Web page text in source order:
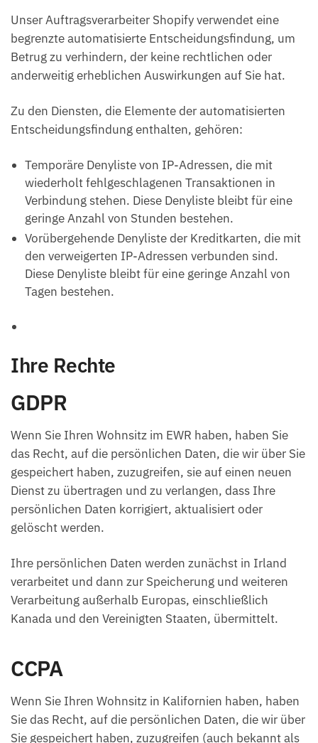
Unser Auftragsverarbeiter Shopify verwendet eine
begrenzte automatisierte Entscheidungsfindung, um
Betrug zu verhindern, der keine rechtlichen oder
anderweitig erheblichen Auswirkungen auf Sie hat.
Zu den Diensten, die Elemente der automatisierten
Entscheidungsfindung enthalten, gehören:
Temporäre Denyliste von IP-Adressen, die mit
wiederholt fehlgeschlagenen Transaktionen in
Verbindung stehen. Diese Denyliste bleibt für eine
geringe Anzahl von Stunden bestehen.
Vorübergehende Denyliste der Kreditkarten, die mit
den verweigerten IP-Adressen verbunden sind.
Diese Denyliste bleibt für eine geringe Anzahl von
Tagen bestehen.
Ihre Rechte
GDPR
Wenn Sie Ihren Wohnsitz im EWR haben, haben Sie
das Recht, auf die persönlichen Daten, die wir über Sie
gespeichert haben, zuzugreifen, sie auf einen neuen
Dienst zu übertragen und zu verlangen, dass Ihre
persönlichen Daten korrigiert, aktualisiert oder
gelöscht werden.
Ihre persönlichen Daten werden zunächst in Irland
verarbeitet und dann zur Speicherung und weiteren
Verarbeitung außerhalb Europas, einschließlich
Kanada und den Vereinigten Staaten, übermittelt.
CCPA
Wenn Sie Ihren Wohnsitz in Kalifornien haben, haben
Sie das Recht, auf die persönlichen Daten, die wir über
Sie gespeichert haben, zuzugreifen (auch bekannt als